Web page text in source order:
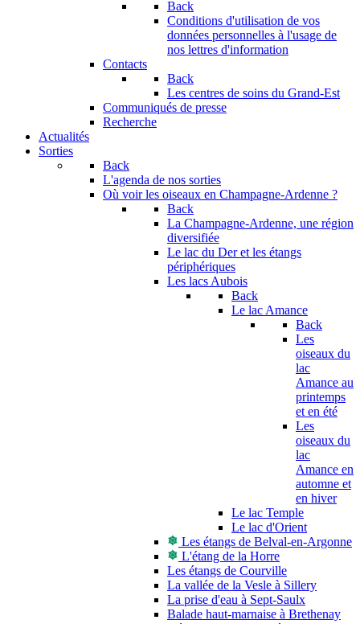
Back
Conditions d'utilisation de vos
données personnelles à l'usage de
nos lettres d'information
Contacts
Back
Les centres de soins du Grand-Est
Communiqués de presse
Recherche
Actualités
Sorties
Back
L'agenda de nos sorties
Où voir les oiseaux en Champagne-Ardenne ?
Back
La Champagne-Ardenne, une région
diversifiée
Le lac du Der et les étangs
périphériques
Les lacs Aubois
Back
Le lac Amance
Back
Les
oiseaux du
lac
Amance au
printemps
et en été
Les
oiseaux du
lac
Amance en
automne et
en hiver
Le lac Temple
Le lac d'Orient
Les étangs de Belval-en-Argonne
L'étang de la Horre
Les étangs de Courville
La vallée de la Vesle à Sillery
La prise d'eau à Sept-Saulx
Balade haut-marnaise à Brethenay